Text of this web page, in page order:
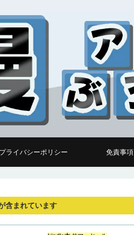
プライバシーポリシー 免責事項
含まれています